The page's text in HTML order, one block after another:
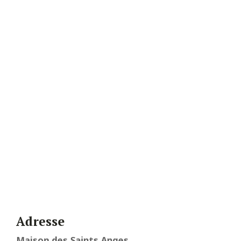
Adresse